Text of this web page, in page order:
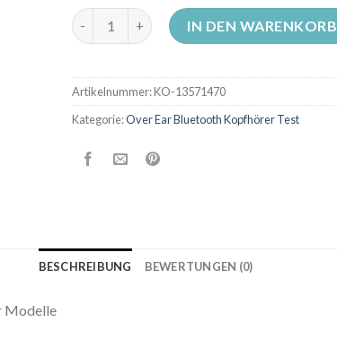
over ear bluetooth kopfhörer test Menge
IN DEN WARENKORB
Artikelnummer:KO-13571470
Kategorie:Over Ear Bluetooth Kopfhörer Test
BESCHREIBUNG BEWERTUNGEN (0)
Modelle